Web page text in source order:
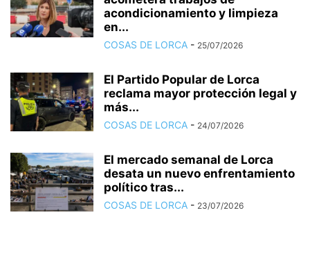
acondicionamiento y limpieza
en...
COSAS DE LORCA - 25/07/2026
El Partido Popular de Lorca
reclama mayor protección legal y
más...
COSAS DE LORCA - 24/07/2026
El mercado semanal de Lorca
desata un nuevo enfrentamiento
político tras...
COSAS DE LORCA - 23/07/2026